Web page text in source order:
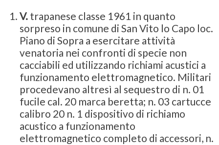
V. trapanese classe 1961 in quanto
sorpreso in comune di San Vito lo Capo loc.
Piano di Sopra a esercitare attività
venatoria nei confronti di specie non
cacciabili ed utilizzando richiami acustici a
funzionamento elettromagnetico. Militari
procedevano altresì al sequestro di n. 01
fucile cal. 20 marca beretta; n. 03 cartucce
calibro 20 n. 1 dispositivo di richiamo
acustico a funzionamento
elettromagnetico completo di accessori, n.